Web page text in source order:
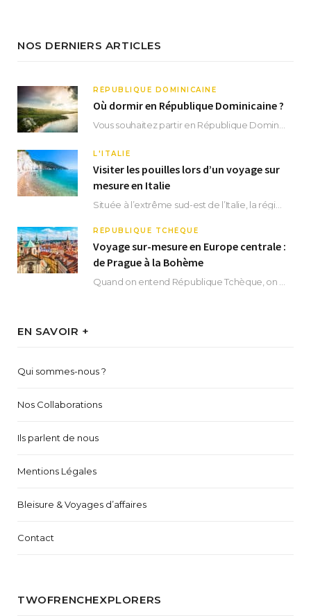
NOS DERNIERS ARTICLES
RÉPUBLIQUE DOMINICAINE
Où dormir en République Dominicaine ?
L'ITALIE
Visiter les pouilles lors d’un voyage sur
mesure en Italie
RÉPUBLIQUE TCHÈQUE
Voyage sur-mesure en Europe centrale :
de Prague à la Bohème
EN SAVOIR +
Qui sommes-nous ?
Nos Collaborations
Ils parlent de nous
Mentions Légales
Bleisure & Voyages d’affaires
Contact
TWOFRENCHEXPLORERS